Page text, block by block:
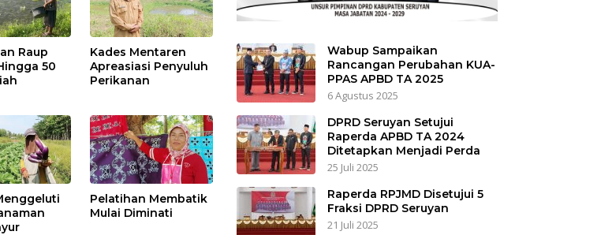
Raup
50
Kades Mentaren
Apreasiasi Penyuluh
Perikanan
Pelatihan Membatik
Mulai Diminati
Wabup Sampaikan
Rancangan Perubahan KUA-
PPAS APBD TA 2025
6 Agustus 2025
DPRD Seruyan Setujui
Raperda APBD TA 2024
Ditetapkan Menjadi Perda
25 Juli 2025
Raperda RPJMD Disetujui 5
Fraksi DPRD Seruyan
21 Juli 2025